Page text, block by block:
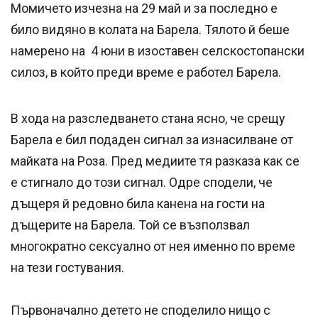
Момичето изчезна на 29 май и за последно е
било видяно в колата на Барела. Тялото й беше
намерено на 4 юни в изоставен селскостопански
силоз, в който преди време е работел Барела.
В хода на разследването стана ясно, че срещу
Барела е бил подаден сигнал за изнасилване от
майката на Роза. Пред медиите тя разказа как се
е стигнало до този сигнал. Одре сподели, че
дъщеря й редовно била канена на гости на
дъщерите на Барела. Той се възползвал
многократно сексуално от нея именно по време
на тези гостувания.
Първоначално детето не споделило нищо с